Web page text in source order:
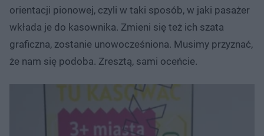
orientacji pionowej, czyli w taki sposób, w jaki pasażer
wkłada je do kasownika. Zmieni się też ich szata
graficzna, zostanie unowocześniona. Musimy przyznać,
że nam się podoba. Zresztą, sami oceńcie.